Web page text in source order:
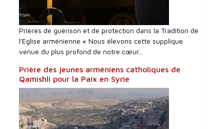
Prières de guérison et de protection dans la Tradition de
l'Eglise arménienne « Nous élevons cette supplique
venue du plus profond de notre cœur...
Prière des jeunes arméniens catholiques de
Qamishli pour la Paix en Syrie